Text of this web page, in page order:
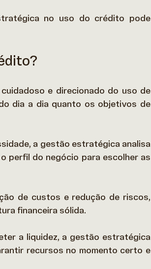
no uso do crédito pode
e direcionado do uso de
dia a dia quanto os objetivos de
a gestão estratégica analisa
perfil do negócio para escolher as
de custos e redução de riscos,
financeira sólida.
a liquidez, a gestão estratégica
recursos no momento certo e